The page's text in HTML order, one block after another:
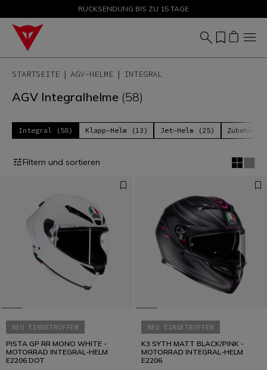
SALE BIS ZU -50 % – JETZT SHOPPEN
RÜCKSENDUNG BIS ZU 15 TAGE
STARTSEITE AGV-HELME INTEGRAL
AGV Integralhelme (58)
Integral (58) Klapp-Helm (13) Jet-Helm (25) Zubehör
Filtern und sortieren
NEU EINGETROFFEN
PISTA GP RR MONO WHITE -
MOTORRAD INTEGRAL-HELM
E2206 DOT
NEU EINGETROFFEN
K3 SYTH MATT BLACK/PINK -
MOTORRAD INTEGRAL-HELM
E2206